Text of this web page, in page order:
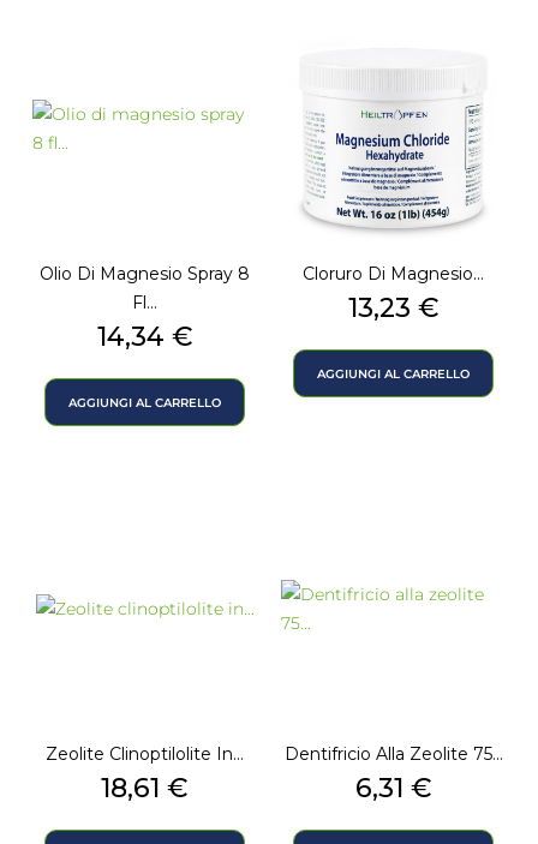
Olio Di Magnesio Spray 8
Fl...
Prezzo
14,34 €
AGGIUNGI AL CARRELLO
Cloruro Di Magnesio...
Prezzo
13,23 €
AGGIUNGI AL CARRELLO
Zeolite Clinoptilolite In...
Prezzo
18,61 €
Dentifricio Alla Zeolite 75...
Prezzo
6,31 €